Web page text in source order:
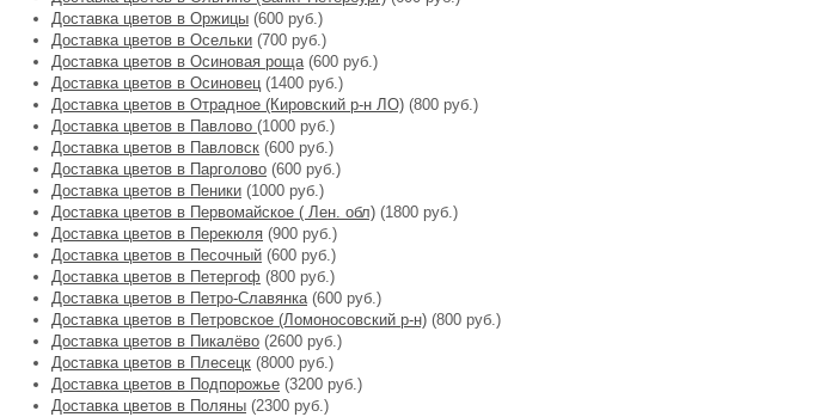
Доставка цветов в Оржицы (600 руб.)
Доставка цветов в Осельки (700 руб.)
Доставка цветов в Осиновая роща(600 руб.)
Доставка цветов в Осиновец (1400 руб.)
Доставка цветов в Отрадное (Кировский р-н ЛО) (800 руб.)
Доставка цветов в Павлово (1000 руб.)
Доставка цветов в Павловск (600 руб.)
Доставка цветов в Парголово (600 руб.)
Доставка цветов в Пеники (1000 руб.)
Доставка цветов в Первомайское ( Лен. обл) (1800 руб.)
Доставка цветов в Перекюля (900 руб.)
Доставка цветов в Песочный (600 руб.)
Доставка цветов в Петергоф (800 руб.)
Доставка цветов в Петро-Славянка(600 руб.)
Доставка цветов в Петровское (Ломоносовский р-н) (800 руб.)
Доставка цветов в Пикалёво (2600 руб.)
Доставка цветов в Плесецк (8000 руб.)
Доставка цветов в Подпорожье (3200 руб.)
Доставка цветов в Поляны (2300 руб.)